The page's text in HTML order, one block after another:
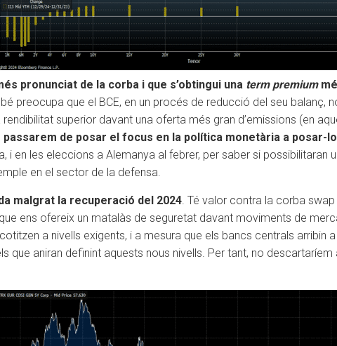
pronunciat de la corba i que s’obtingui una term premium
preocupa que el BCE, en un procés de reducció del seu balanç,
superior davant una oferta més gran d’emissions (en
passarem de posar el focus en la política monetària a posar-
i en les eleccions a Alemanya al febrer, per saber si possibilitaran
en el sector de la defensa.
malgrat la recuperació del 2024 . Té valor contra la corba
ens ofereix un matalàs de seguretat davant moviments de
a nivells exigents, i a mesura que els bancs centrals arribin
que aniran definint aquests nous nivells. Per tant, no